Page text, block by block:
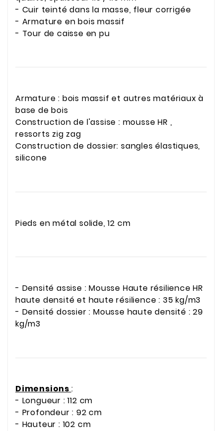
- Cuir teinté dans la masse, fleur corrigée
- Armature en bois massif
- Tour de caisse en pu
Armature : bois massif et autres matériaux à
base de bois
Construction de l'assise : mousse HR ,
ressorts zig zag
Construction de dossier: sangles élastiques,
silicone
Pieds en métal solide, 12 cm
- Densité assise : Mousse Haute résilience HR
haute densité et haute résilience : 35 kg/m3
- Densité dossier : Mousse haute densité : 29
kg/m3
Dimensions :
- Longueur : 112 cm
- Profondeur : 92 cm
- Hauteur : 102 cm